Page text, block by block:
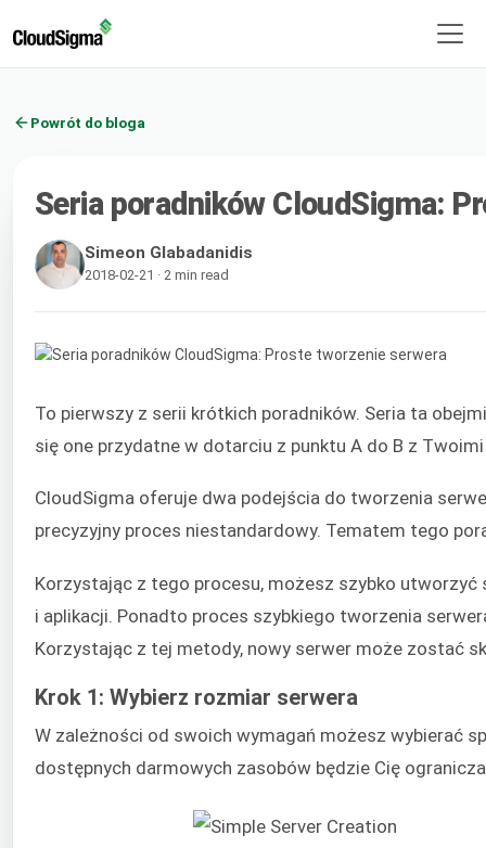
Powrót do bloga
Seria poradników CloudSigma:
Simeon Glabadanidis
2018-02-21 · 2 min read
To pierwszy z serii krótkich poradników. Seria ta
się one przydatne w dotarciu z punktu A do B z
CloudSigma oferuje dwa podejścia do tworzenia
precyzyjny proces niestandardowy. Tematem tego
Korzystając z tego procesu, możesz szybko
i aplikacji. Ponadto proces szybkiego tworzenia
Korzystając z tej metody, nowy serwer może zostać
Krok 1: Wybierz rozmiar serwera
W zależności od swoich wymagań możesz wybierać
dostępnych darmowych zasobów będzie Cię